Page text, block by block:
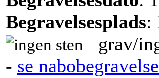
Begravelsesplads:
grav/
- se